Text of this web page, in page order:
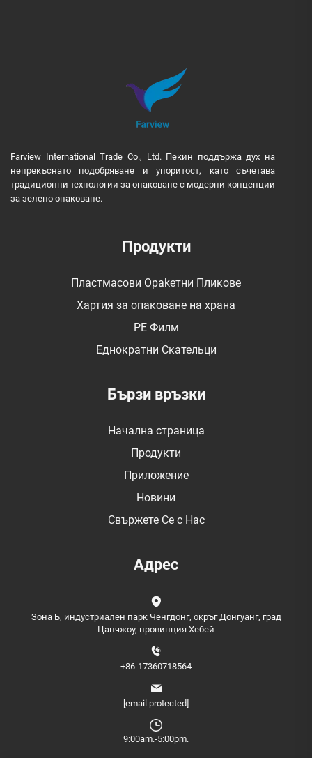
Farview International Trade Co., Ltd. Пекин поддържа дух на
непрекъснато подобряване и упоритост, като съчетава
традиционни технологии за опаковане с модерни концепции
за зелено опаковане.
Продукти
Пластмасови Оpakетни Пликове
Хартия за опаковане на храна
PE Филм
Еднократни Скательци
Бързи връзки
Начална страница
Продукти
Приложение
Новини
Свържете Се с Нас
Адрес
Зона Б, индустриален парк Ченгдонг, окръг Донгуанг, град
Цанчжоу, провинция Хебей
+86-17360718564
[email protected]
9:00am.-5:00pm.